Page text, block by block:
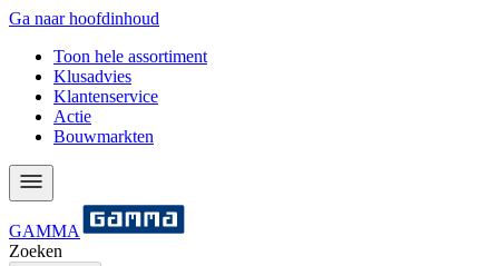
Ga naar hoofdinhoud
Toon hele assortiment
Klusadvies
Klantenservice
Actie
Bouwmarkten
GAMMA
Zoeken